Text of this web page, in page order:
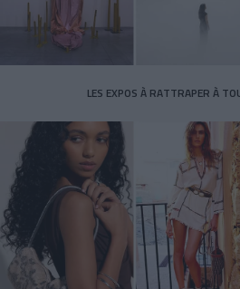
LES EXPOS À RATTRAPER À